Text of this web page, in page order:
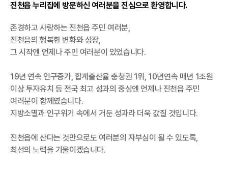
진천읍 누리집에 방문하신 여러분을 진심으로 환영합니다.
존경하고 사랑하는 진천읍 주민 여러분,
진천읍의 행복한 변화와 성장,
그 시작엔 언제나 주민 여러분이 있었습니다.
19년 연속 인구증가, 합계출산율 충청권 1위, 10년연속 매년 1조원
이상 투자유치 등 전국 최고 성과의 중심엔 언제나 진천읍 주민
여러분이 함께였습니다.
지방소멸과 인구위기 속에서 거둔 성과라 더욱 값질 것입니다.
진천읍에 산다는 것만으로도 여러분의 자부심이 될 수 있도록,
최선의 노력을 기울이겠습니다.